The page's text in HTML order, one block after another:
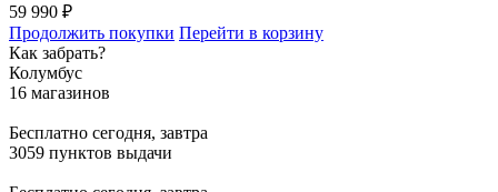
59 990 ₽
Продолжить покупки Перейти в корзину
Как забрать?
Колумбус
16 магазинов
Бесплатно сегодня, завтра
3059 пунктов выдачи